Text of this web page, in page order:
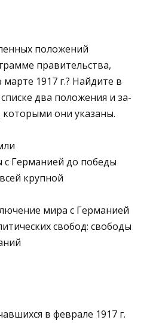
положений
правительства,
1917 г.? Найдите в
два положения и за­
они указаны.
с Германией до победы
крупной
мира с Германией
свобод: свободы
в феврале 1917 г.